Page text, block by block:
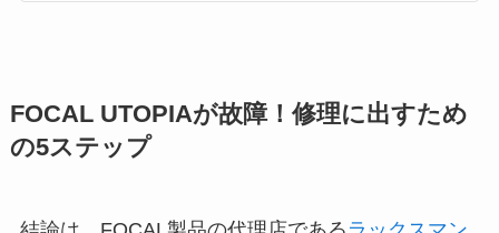
FOCAL UTOPIAが故障！修理に出すため
の5ステップ